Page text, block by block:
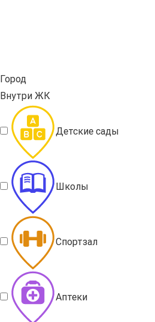
Город
Внутри ЖК
Детские сады
Школы
Спортзал
Аптеки